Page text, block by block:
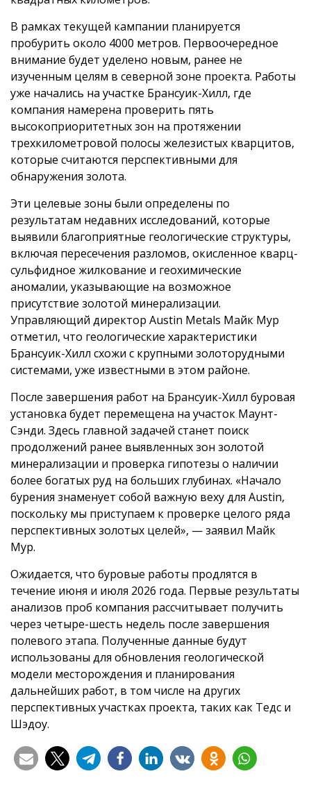
В рамках текущей кампании планируется
пробурить около 4000 метров. Первоочередное
внимание будет уделено новым, ранее не
изученным целям в северной зоне проекта. Работы
уже начались на участке Брансуик-Хилл, где
компания намерена проверить пять
высокоприоритетных зон на протяжении
трехкилометровой полосы железистых кварцитов,
которые считаются перспективными для
обнаружения золота.
Эти целевые зоны были определены по
результатам недавних исследований, которые
выявили благоприятные геологические структуры,
включая пересечения разломов, окисленное кварц-
сульфидное жилкование и геохимические
аномалии, указывающие на возможное
присутствие золотой минерализации.
Управляющий директор Austin Metals Майк Мур
отметил, что геологические характеристики
Брансуик-Хилл схожи с крупными золоторудными
системами, уже известными в этом районе.
После завершения работ на Брансуик-Хилл буровая
установка будет перемещена на участок Маунт-
Сэнди. Здесь главной задачей станет поиск
продолжений ранее выявленных зон золотой
минерализации и проверка гипотезы о наличии
более богатых руд на больших глубинах. «Начало
бурения знаменует собой важную веху для Austin,
поскольку мы приступаем к проверке целого ряда
перспективных золотых целей», — заявил Майк
Мур.
Ожидается, что буровые работы продлятся в
течение июня и июля 2026 года. Первые результаты
анализов проб компания рассчитывает получить
через четыре-шесть недель после завершения
полевого этапа. Полученные данные будут
использованы для обновления геологической
модели месторождения и планирования
дальнейших работ, в том числе на других
перспективных участках проекта, таких как Тедс и
Шэдоу.